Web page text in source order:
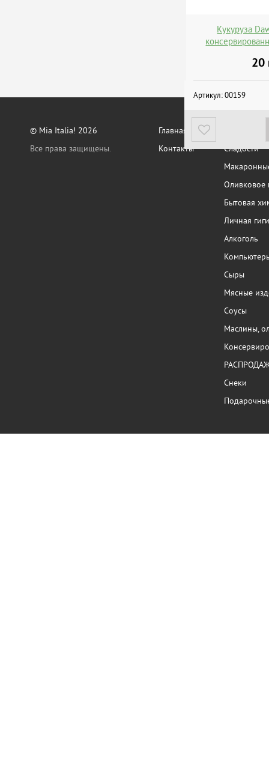
Кукуруза
20
Артикул:00159
© Mia Italia! 2026
Все права защищены.
Главная
Контакты
Сладости
Оливковое
Бытовая
Личная
Алкоголь
Сыры
Мясные
Соусы
Маслины,
Снеки